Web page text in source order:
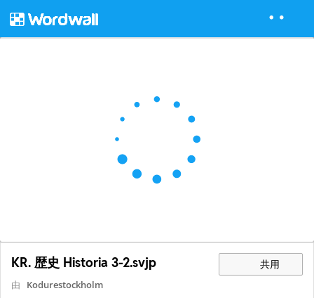
KR. 歴史 Historia 3-2.svjp 共用
由
Kodurestockholm